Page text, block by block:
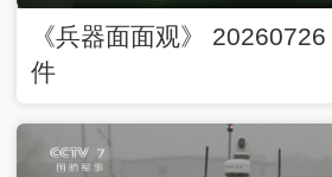
《兵器面面观》
件